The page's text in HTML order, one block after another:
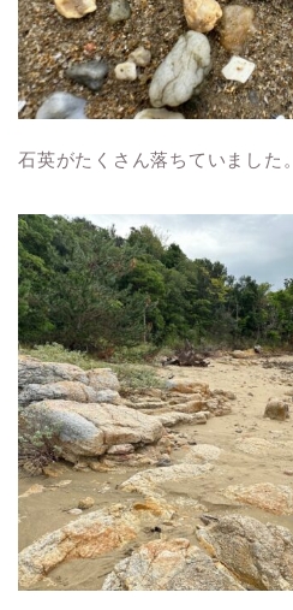
石英がたくさん落ちていました。